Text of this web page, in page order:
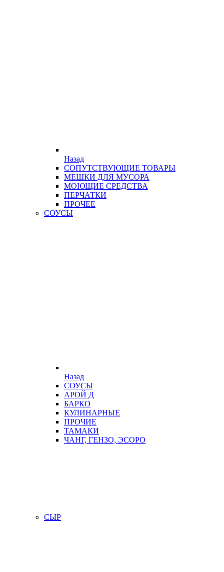
Назад
СОПУТСТВУЮЩИЕ ТОВАРЫ
МЕШКИ ДЛЯ МУСОРА
МОЮЩИЕ СРЕДСТВА
ПЕРЧАТКИ
ПРОЧЕЕ
СОУСЫ
Назад
СОУСЫ
АРОЙ Д
БАРКО
КУЛИНАРНЫЕ
ПРОЧИЕ
ТАМАКИ
ЧАНГ, ГЕНЗО, ЭСОРО
СЫР